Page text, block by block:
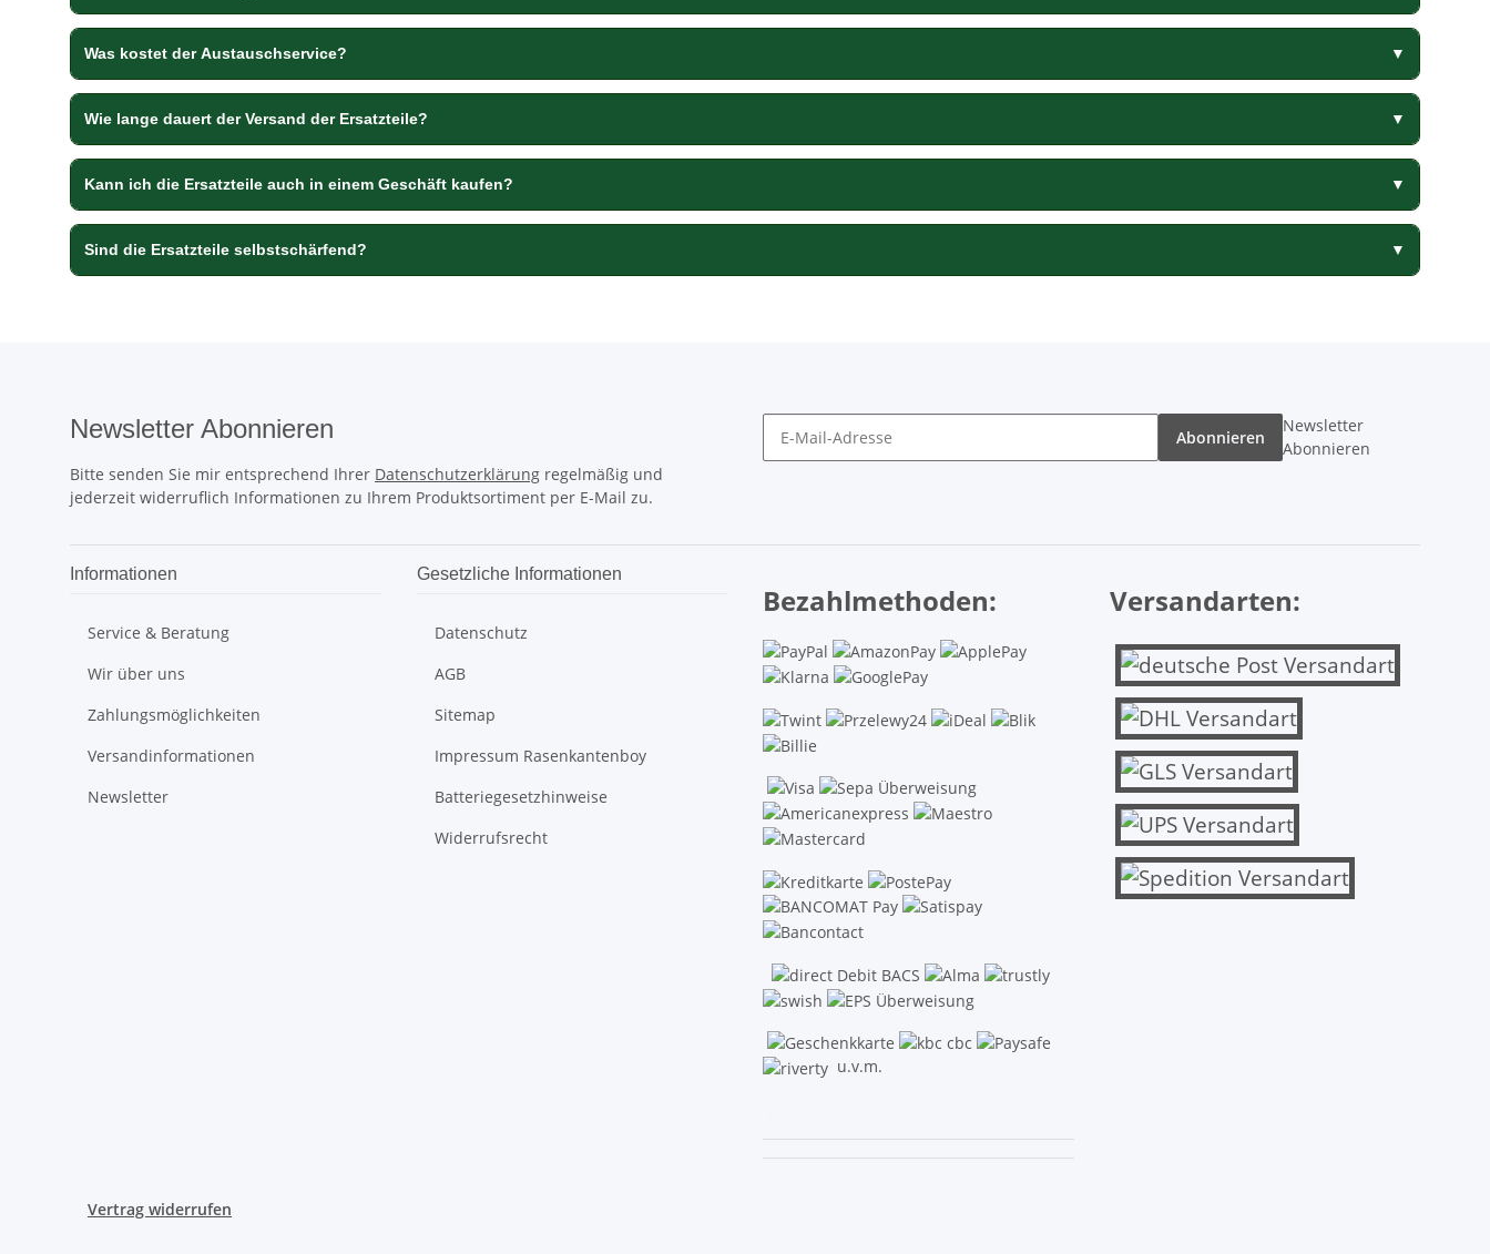
Was kostet der Austauschservice?
Wie lange dauert der Versand der Ersatzteile?
Kann ich die Ersatzteile auch in einem Geschäft kaufen?
Sind die Ersatzteile selbstschärfend?
Newsletter Abonnieren
Bitte senden Sie mir entsprechend Ihrer Datenschutzerklärung regelmäßig und
jederzeit widerruflich Informationen zu Ihrem Produktsortiment per E-Mail zu.
Abonnieren
Newsletter
Abonnieren
Informationen
Service & Beratung
Wir über uns
Zahlungsmöglichkeiten
Versandinformationen
Newsletter
Gesetzliche Informationen
Datenschutz
AGB
Sitemap
Impressum Rasenkantenboy
Batteriegesetzhinweise
Widerrufsrecht
Bezahlmethoden:
u.v.m.
Versandarten:
Vertrag widerrufen